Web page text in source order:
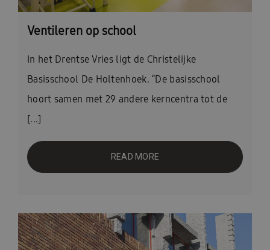
Ventileren op school
In het Drentse Vries ligt de Christelijke
Basisschool De Holtenhoek. “De basisschool
hoort samen met 29 andere kerncentra tot de
[...]
READ MORE